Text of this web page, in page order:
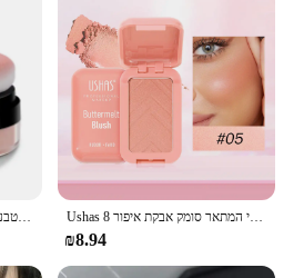
Ushas 8 צבע מט קל צביעה הבלטה הבלטה הצבעים הנכון קווי המתאר את קווי המתאר סומק אבקת איפור
₪8.94